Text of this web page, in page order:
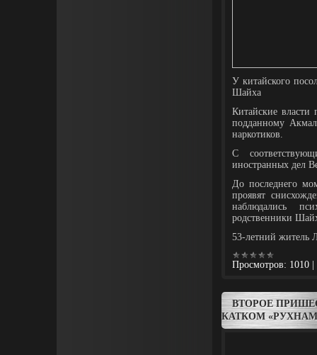
У китайского
Шайха
Китайские власти
подданному
наркотиков.
С
иностранных дел
До последнего
проявят
наблюдались
родственники
53-летний житель
Просмотров: 1010
ВТОРОЕ
КАТКОМ